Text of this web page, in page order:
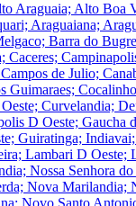
Araguaia; Alto Boa
Araguaiana;
Barra do
Caceres;
de Julio;
Guimaraes;
Curvelandia;
D Oeste; Gaucha
Guiratinga;
Lambari D Oeste;
Nossa Senhora
Nova Marilandia;
Novo Santo